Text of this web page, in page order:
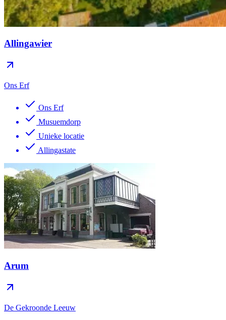
Allingawier
Ons Erf
Ons Erf
Musuemdorp
Unieke locatie
Allingastate
Arum
De Gekroonde Leeuw